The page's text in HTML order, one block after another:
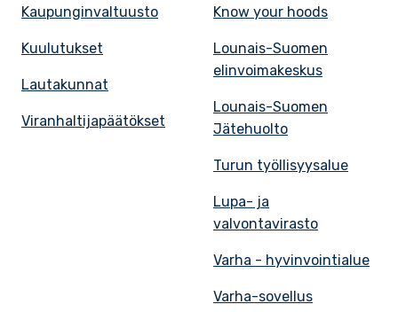
Kaupunginvaltuusto
Kuulutukset
Lautakunnat
Viranhaltijapäätökset
Know your hoods
Lounais-Suomen
elinvoimakeskus
Lounais-Suomen
Jätehuolto
Turun työllisyysalue
Lupa- ja
valvontavirasto
Varha - hyvinvointialue
Varha-sovellus